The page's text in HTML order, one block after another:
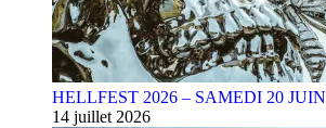
HELLFEST 2026 – SAMEDI 20
14 juillet 2026